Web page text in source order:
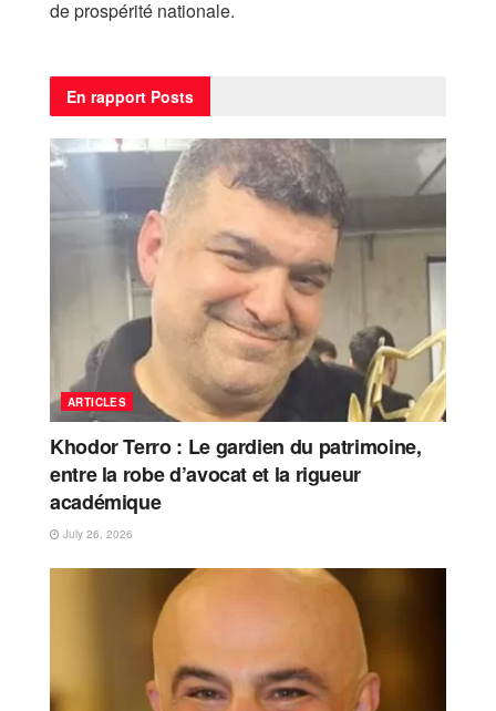
de prospérité nationale.
En rapport Posts
ARTICLES
Khodor Terro : Le gardien du patrimoine,
entre la robe d’avocat et la rigueur
académique
July 26, 2026